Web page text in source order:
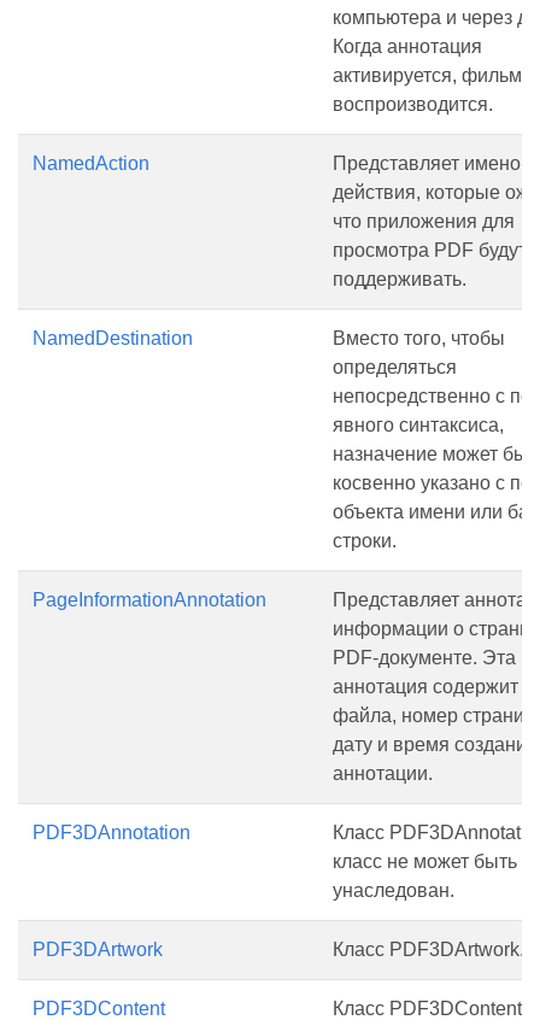
компьютера и через
Когда аннотация
активируется, фильм
воспроизводится.
NamedAction
Представляет
действия, которые
что приложения для
просмотра PDF будут
поддерживать.
NamedDestination
Вместо того, чтобы
определяться
непосредственно с
явного синтаксиса,
назначение может
косвенно указано с
объекта имени или
строки.
PageInformationAnnotation
Представляет
информации о
PDF-документе. Эта
аннотация содержит
файла, номер
дату и время создания
аннотации.
PDF3DAnnotation
Класс
класс не может быть
унаследован.
PDF3DArtwork Класс PDF3DArtwork.
PDF3DContent Класс PDF3DContent.